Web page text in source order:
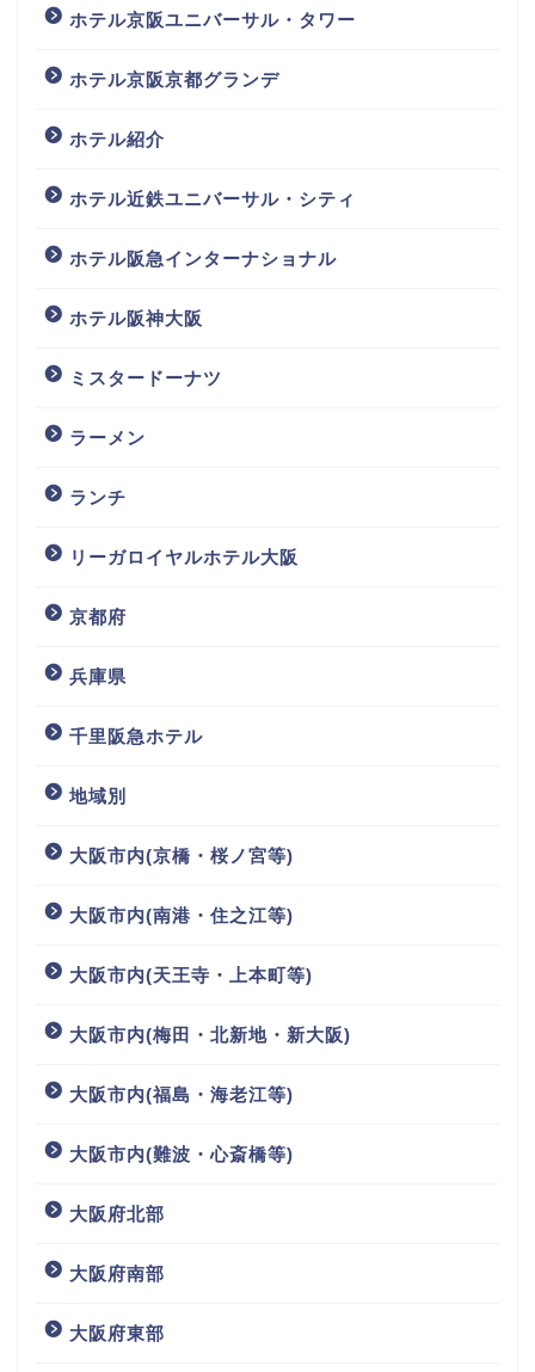
ホテル京阪ユニバーサル・タワー
ホテル京阪京都グランデ
ホテル紹介
ホテル近鉄ユニバーサル・シティ
ホテル阪急インターナショナル
ホテル阪神大阪
ミスタードーナツ
ラーメン
ランチ
リーガロイヤルホテル大阪
京都府
兵庫県
千里阪急ホテル
地域別
大阪市内(京橋・桜ノ宮等)
大阪市内(南港・住之江等)
大阪市内(天王寺・上本町等)
大阪市内(梅田・北新地・新大阪)
大阪市内(福島・海老江等)
大阪市内(難波・心斎橋等)
大阪府北部
大阪府南部
大阪府東部